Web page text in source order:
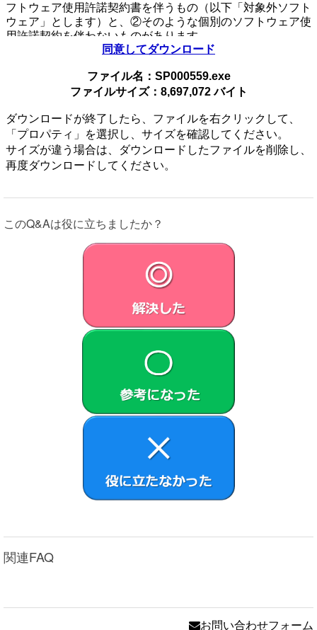
フトウェア使用許諾契約書を伴うもの（以下「対象外ソフト
ウェア」とします）と、②そのような個別のソフトウェア使
用許諾契約を伴わないものがあります。
個別のソフトウェア使用許諾契約書を伴わない各々のソフト
フトウェア、媒体、マニュアルなどの関連書類および電子文
書を含みます）に関しては、
さまによる許諾ソフトウェアの使用開始をもって、下記のソ
フトウェア使用許諾契約書にご同意いただいたものとしま
す。
許諾ソフトウェアは、日本国内外の著作権法並びに著作者の
権利およびこれに隣接する権利に関する諸条約その他知的財
産権に関する法令によって保護されています。許諾ソフトウ
用許諾されるもので、許諾ソフトウェアの著作権等の知的財
産権はお客さまに移転いたしません。
VAIOは、許諾ソフトウェアの非独占的な使用権をお客
さまに許諾します。
本契約によって生ずる許諾ソフトウェアの使用権とは、
本製品においてのみ、お客さまが許諾ソフトウェア1部
を使用する権利をいいます。
本契約に別途の定めのある場合を除き、お客さまは、許
これに対する修正、追加等の改変をすることができませ
ん。本製品に同梱されているシステムリカバリーメディ
お客さまがインストールした、または本製品にプリイン
ェアを削除のうえ、許諾ソフトウェアを本製品に再イン
ストールするためにのみ使用することができるものとし
同意してダウンロード
ファイル名：SP000559.exe
ファイルサイズ：8,697,072 バイト
ダウンロードが終了したら、ファイルを右クリックして、
「プロパティ」を選択し、サイズを確認してください。
サイズが違う場合は、ダウンロードしたファイルを削除し、
再度ダウンロードしてください。
このQ&Aは役に立ちましたか？
関連FAQ
お問い合わせフォーム